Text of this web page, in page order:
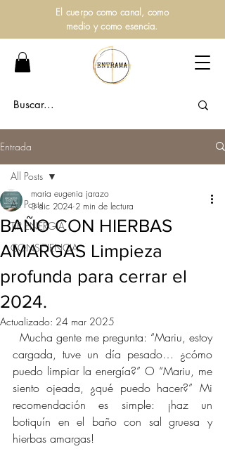
El cuerpo como canal, como
medio y como esencia.
Entrada
All Posts
TIP ENERGIA
CONSCIENCIA
All Posts
BAÑO CON HIERBAS
AMARGAS Limpieza
profunda para cerrar el
2024.
maria eugenia jarazo
3 dic 2024 2 min de lectura
Actualizado: 24 mar 2025
Mucha gente me pregunta: “Mariu, estoy
cargada, tuve un día pesado… ¿cómo
puedo limpiar la energía?” O “Mariu, me
siento ojeada, ¿qué puedo hacer?” Mi
recomendación es simple: ¡haz un
botiquín en el baño con sal gruesa y
hierbas amargas!